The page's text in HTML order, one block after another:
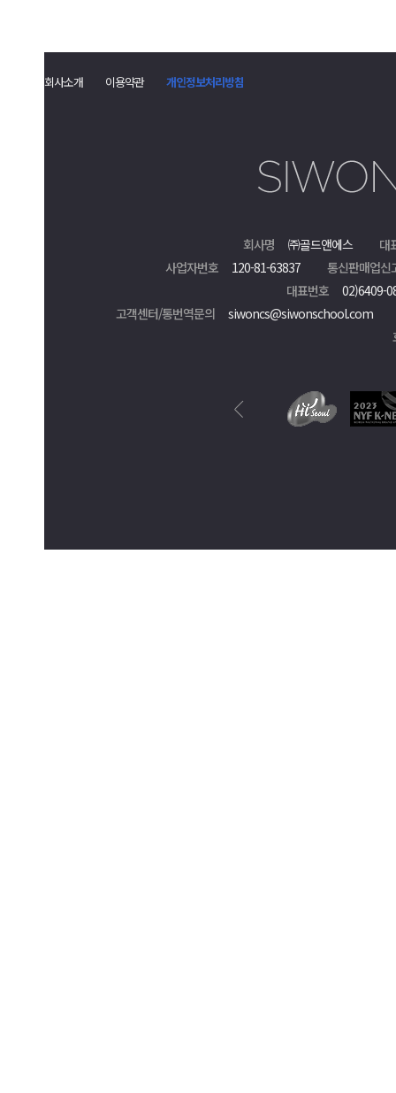
회사소개 이용약관 개인정보처리방침
회사명 ㈜골드앤에스
대
사업자번호
120-81-63837
통신판매업신
대표번호
02)6409-
고객센터/통번역문의
siwoncs@siwonschool.com